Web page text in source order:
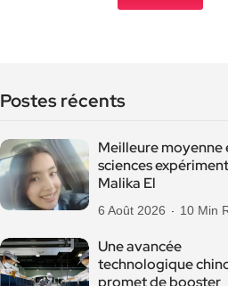
Postes récents
Meilleure moyenne
sciences
Malika El
6 Août 2026 10 Min
Une avancée
technologique
promet de booster